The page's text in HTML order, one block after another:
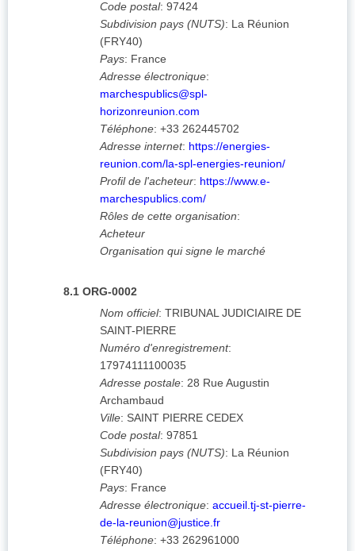
Code postal: 97424
Subdivision pays (NUTS): La Réunion
(FRY40)
Pays: France
Adresse électronique:
marchespublics@spl-
horizonreunion.com
Téléphone: +33 262445702
Adresse internet: https://energies-
reunion.com/la-spl-energies-reunion/
Profil de l'acheteur: https://www.e-
marchespublics.com/
Rôles de cette organisation:
Acheteur
Organisation qui signe le marché
8.1 ORG-0002
Nom officiel: TRIBUNAL JUDICIAIRE DE
SAINT-PIERRE
Numéro d'enregistrement:
17974111100035
Adresse postale: 28 Rue Augustin
Archambaud
Ville: SAINT PIERRE CEDEX
Code postal: 97851
Subdivision pays (NUTS): La Réunion
(FRY40)
Pays: France
Adresse électronique: accueil.tj-st-pierre-
de-la-reunion@justice.fr
Téléphone: +33 262961000